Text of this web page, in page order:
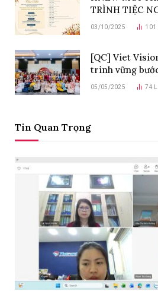
TRÌNH TIỆC
03/10/2025 101
[QC] Viet
trình vững
05/05/2025 74
Tin Quan Trọng